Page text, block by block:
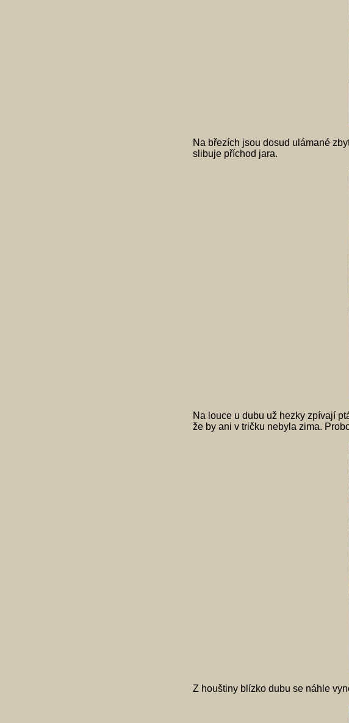
Na březích jsou dosud ulámané
slibuje příchod jara.
Na louce u dubu už hezky zpívají
že by ani v tričku nebyla zima.
Z houštiny blízko dubu se náhle